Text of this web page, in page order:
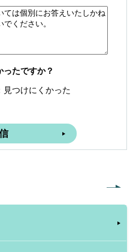
たですか？
見つけにくかった